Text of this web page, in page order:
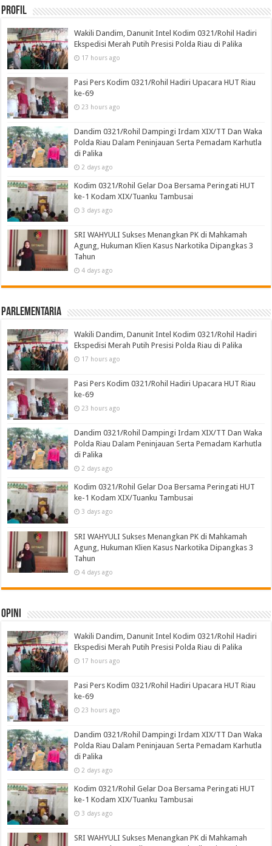
Profil
Wakili Dandim, Danunit Intel Kodim 0321/Rohil Hadiri
Ekspedisi Merah Putih Presisi Polda Riau di Palika
17 hours ago
Pasi Pers Kodim 0321/Rohil Hadiri Upacara HUT Riau
ke-69
23 hours ago
Dandim 0321/Rohil Dampingi Irdam XIX/TT Dan Waka
Polda Riau Dalam Peninjauan Serta Pemadam Karhutla
di Palika
2 days ago
Kodim 0321/Rohil Gelar Doa Bersama Peringati HUT
ke-1 Kodam XIX/Tuanku Tambusai
3 days ago
SRI WAHYULI Sukses Menangkan PK di Mahkamah
Agung, Hukuman Klien Kasus Narkotika Dipangkas 3
Tahun
4 days ago
Parlementaria
Wakili Dandim, Danunit Intel Kodim 0321/Rohil Hadiri
Ekspedisi Merah Putih Presisi Polda Riau di Palika
17 hours ago
Pasi Pers Kodim 0321/Rohil Hadiri Upacara HUT Riau
ke-69
23 hours ago
Dandim 0321/Rohil Dampingi Irdam XIX/TT Dan Waka
Polda Riau Dalam Peninjauan Serta Pemadam Karhutla
di Palika
2 days ago
Kodim 0321/Rohil Gelar Doa Bersama Peringati HUT
ke-1 Kodam XIX/Tuanku Tambusai
3 days ago
SRI WAHYULI Sukses Menangkan PK di Mahkamah
Agung, Hukuman Klien Kasus Narkotika Dipangkas 3
Tahun
4 days ago
Opini
Wakili Dandim, Danunit Intel Kodim 0321/Rohil Hadiri
Ekspedisi Merah Putih Presisi Polda Riau di Palika
17 hours ago
Pasi Pers Kodim 0321/Rohil Hadiri Upacara HUT Riau
ke-69
23 hours ago
Dandim 0321/Rohil Dampingi Irdam XIX/TT Dan Waka
Polda Riau Dalam Peninjauan Serta Pemadam Karhutla
di Palika
2 days ago
Kodim 0321/Rohil Gelar Doa Bersama Peringati HUT
ke-1 Kodam XIX/Tuanku Tambusai
3 days ago
SRI WAHYULI Sukses Menangkan PK di Mahkamah